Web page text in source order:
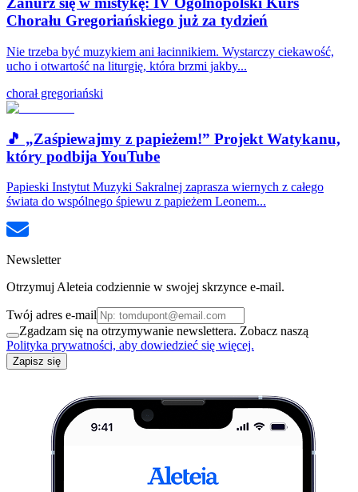
Chorału Gregoriańskiego już za tydzień
Nie trzeba być muzykiem ani łacinnikiem. Wystarczy ciekawość,
ucho i otwartość na liturgię, która brzmi jakby...
chorał gregoriański
🎵 „Zaśpiewajmy z papieżem!” Projekt Watykanu,
który podbija YouTube
Papieski Instytut Muzyki Sakralnej zaprasza wiernych z całego
świata do wspólnego śpiewu z papieżem Leonem...
Newsletter
Otrzymuj Aleteia codziennie w swojej skrzynce e-mail.
Twój adres e-mail
Zgadzam się na otrzymywanie newslettera. Zobacz naszą
Polityka prywatności, aby dowiedzieć się więcej.
Zapisz się